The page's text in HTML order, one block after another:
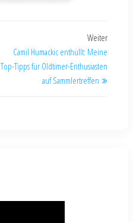
Weiter
Camil Humackic enthüllt: Meine
Top-Tipps für Oldtimer-Enthusiasten
auf Sammlertreffen